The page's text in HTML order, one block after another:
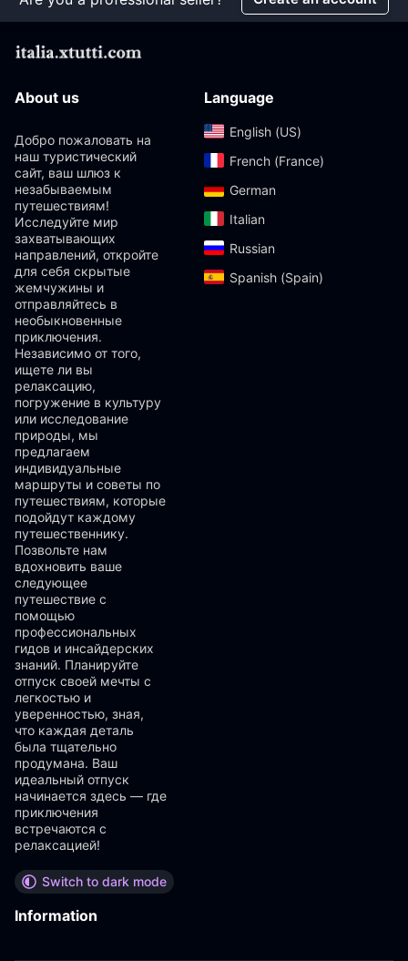
About us
Добро пожаловать на
наш туристический
сайт, ваш шлюз к
незабываемым
путешествиям!
Исследуйте мир
захватывающих
направлений, откройте
для себя скрытые
жемчужины и
отправляйтесь в
необыкновенные
приключения.
Независимо от того,
ищете ли вы
релаксацию,
погружение в культуру
или исследование
природы, мы
предлагаем
индивидуальные
маршруты и советы по
путешествиям, которые
подойдут каждому
путешественнику.
Позвольте нам
вдохновить ваше
следующее
путешествие с
помощью
профессиональных
гидов и инсайдерских
знаний. Планируйте
отпуск своей мечты с
легкостью и
уверенностью, зная,
что каждая деталь
была тщательно
продумана. Ваш
идеальный отпуск
начинается здесь — где
приключения
встречаются с
релаксацией!
Switch to dark mode
Language
English (US)‎
French (France)‎
German‎
Italian‎
Russian‎
Spanish (Spain)‎
Information